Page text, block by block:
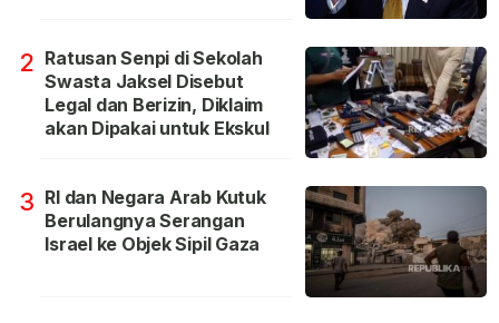
2 Ratusan Senpi di Sekolah
Swasta Jaksel Disebut
Legal dan Berizin, Diklaim
akan Dipakai untuk Ekskul
3 RI dan Negara Arab Kutuk
Berulangnya Serangan
Israel ke Objek Sipil Gaza